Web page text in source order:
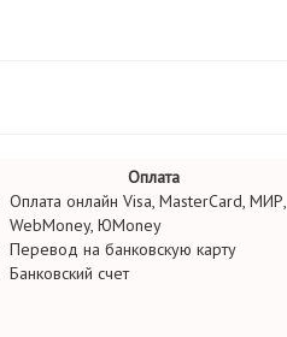
Оплата
Оплата онлайн Visa, MasterCard, МИР,
WebMoney, ЮMoney
Перевод на банковскую карту
Банковский счет